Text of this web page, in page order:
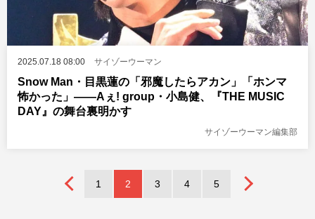
2025.07.18 08:00 サイゾーウーマン
Snow Man・目黒蓮の「邪魔したらアカン」「ホンマ
怖かった」――Aぇ! group・小島健、『THE MUSIC
DAY』の舞台裏明かす
サイゾーウーマン編集部
1 2 3 4 5